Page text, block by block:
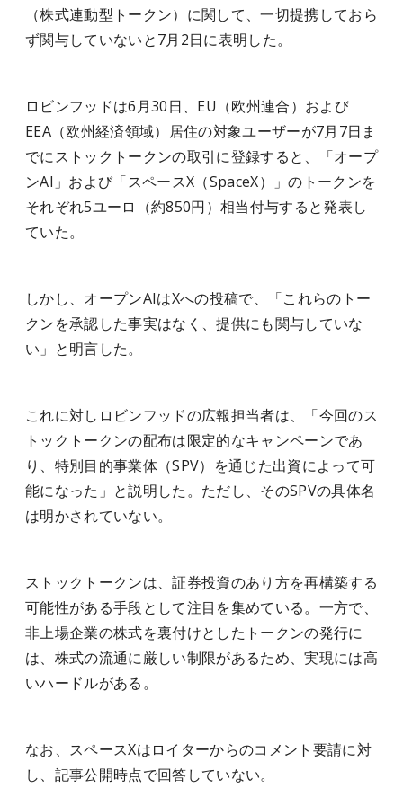
（株式連動型トークン）に関して、一切提携しておら
ず関与していないと7月2日に表明した。
ロビンフッドは6月30日、EU（欧州連合）および
EEA（欧州経済領域）居住の対象ユーザーが7月7日ま
でにストックトークンの取引に登録すると、「オープ
ンAI」および「スペースX（SpaceX）」のトークンを
それぞれ5ユーロ（約850円）相当付与すると発表し
ていた。
しかし、オープンAIはXへの投稿で、「これらのトー
クンを承認した事実はなく、提供にも関与していな
い」と明言した。
これに対しロビンフッドの広報担当者は、「今回のス
トックトークンの配布は限定的なキャンペーンであ
り、特別目的事業体（SPV）を通じた出資によって可
能になった」と説明した。ただし、そのSPVの具体名
は明かされていない。
ストックトークンは、証券投資のあり方を再構築する
可能性がある手段として注目を集めている。一方で、
非上場企業の株式を裏付けとしたトークンの発行に
は、株式の流通に厳しい制限があるため、実現には高
いハードルがある。
なお、スペースXはロイターからのコメント要請に対
し、記事公開時点で回答していない。